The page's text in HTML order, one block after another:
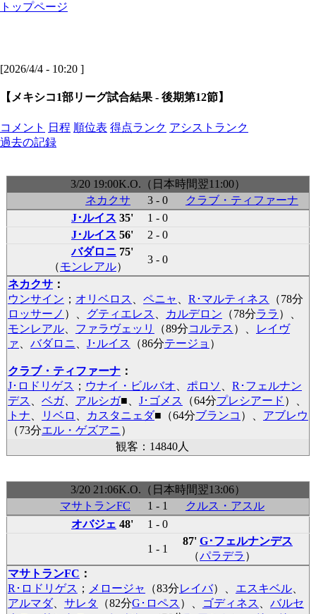
トップページ
[2026/4/4 - 10:20 ]
【メキシコ1部リーグ試合結果 - 後期第12節】
コメント 日程 順位表 得点ランク アシストランク
過去の記録
3/20 19:00K.O.（日本時間翌11:00）
ネカクサ
3 - 0
クラブ・ティファーナ
J･ルイス 35'
1 - 0
J･ルイス 56'
2 - 0
バダロニ 75'
（モンレアル）
3 - 0
ネカクサ：
ウンサイン ； オリベロス ペニャ R･マルティネス
（78分
ロッサーノ ）、 グティエレス カルデロン （78分ララ ）、
モンレアル、 ファラヴェッリ （89分コルテス ）、
レイヴ
ァ
バダロニ J･ルイス （86分テージョ ）
クラブ・ティファーナ：
J･ロドリゲス ； ウナイ・ビルバオ ポロソ
R･フェルナン
デス
ベガ、 アルシガ■ J･ゴメス （64分プレシアード ）、
トナ
リベロ カスタニェダ■ （64分ブランコ ）、 アブレウ
（73分エル・ゲズアニ）
観客：14840人
3/20 21:06K.O.（日本時間翌13:06）
マサトランFC
1 - 1
クルス・アスル
オバジェ 48' 1 - 0
1 - 1
87' G･フェルナンデス
（パラデラ ）
マサトランFC ：
R･ロドリゲス ； メロージャ （83分レイバ）、 エスキベル、
アルマダ、 サレタ （82分G･ロペス ）、 ゴディネス
バルセ